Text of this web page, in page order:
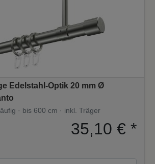
Edelstahl-Optik 20 mm Ø
· bis 600 cm · inkl. Träger
35,10 € *